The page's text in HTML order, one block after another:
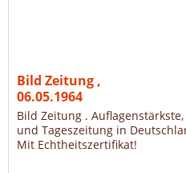
Bild Zeitung ,
06.05.1964
Bild Zeitung .
und Tageszeitung in
Mit Echtheitszertifikat!